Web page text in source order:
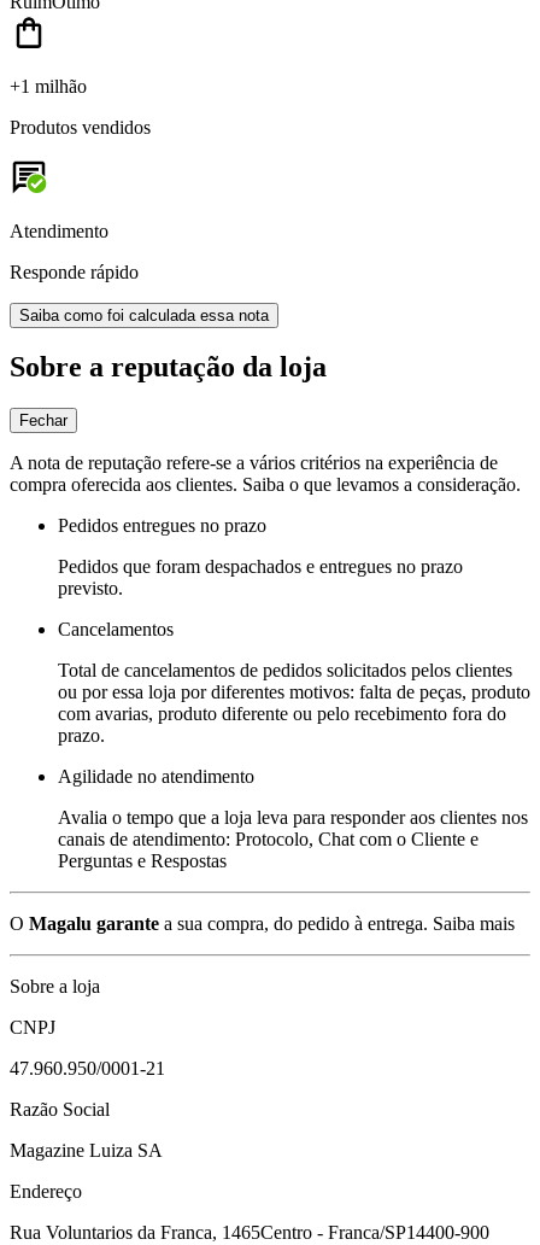
+1 milhão
Produtos vendidos
Atendimento
Responde rápido
Saiba como foi calculada essa nota
Sobre a reputação da loja
Fechar
A nota de reputação refere-se a vários critérios na experiência de
compra oferecida aos clientes. Saiba o que levamos a consideração.
Pedidos entregues no prazo
Pedidos que foram despachados e entregues no prazo
previsto.
Cancelamentos
Total de cancelamentos de pedidos solicitados pelos clientes
ou por essa loja por diferentes motivos: falta de peças, produto
com avarias, produto diferente ou pelo recebimento fora do
prazo.
Agilidade no atendimento
Avalia o tempo que a loja leva para responder aos clientes nos
canais de atendimento: Protocolo, Chat com o Cliente e
Perguntas e Respostas
O Magalu garante a sua compra, do pedido à entrega. Saiba mais
Sobre a loja
CNPJ
47.960.950/0001-21
Razão Social
Magazine Luiza SA
Endereço
Rua Voluntarios da Franca, 1465Centro - Franca/SP14400-900